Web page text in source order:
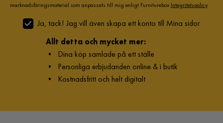
marknadsföringsmaterial som anpassats till mig enligt Furniturebox Integritetspolicy.
Ja, tack! Jag vill även skapa ett konto till Mina sidor.
Allt detta och mycket mer:
• Dina köp samlade på ett ställe
• Personliga erbjudanden online & i butik
• Kostnadsfritt och helt digitalt